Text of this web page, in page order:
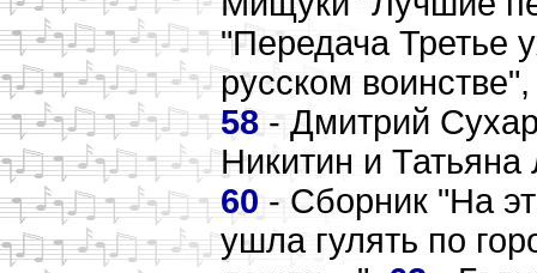
"Передача Третье
русском
58 - Дмитрий
Никитин и Татьяна
60 - Сборник "На
ушла гулять по